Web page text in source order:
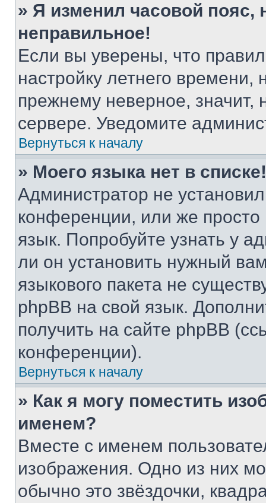
» Я изменил часовой пояс,
неправильное!
Если вы уверены, что
настройку летнего
прежнему неверное, значит,
сервере. Уведомите
Вернуться к началу
» Моего языка нет в списке!
Администратор не
конференции, или же
язык. Попробуйте узнать у
ли он установить нужный
языкового пакета не
phpBB на свой язык.
получить на сайте phpBB
конференции).
Вернуться к началу
» Как я могу поместить
именем?
Вместе с именем
изображения. Одно из них
обычно это звёздочки,